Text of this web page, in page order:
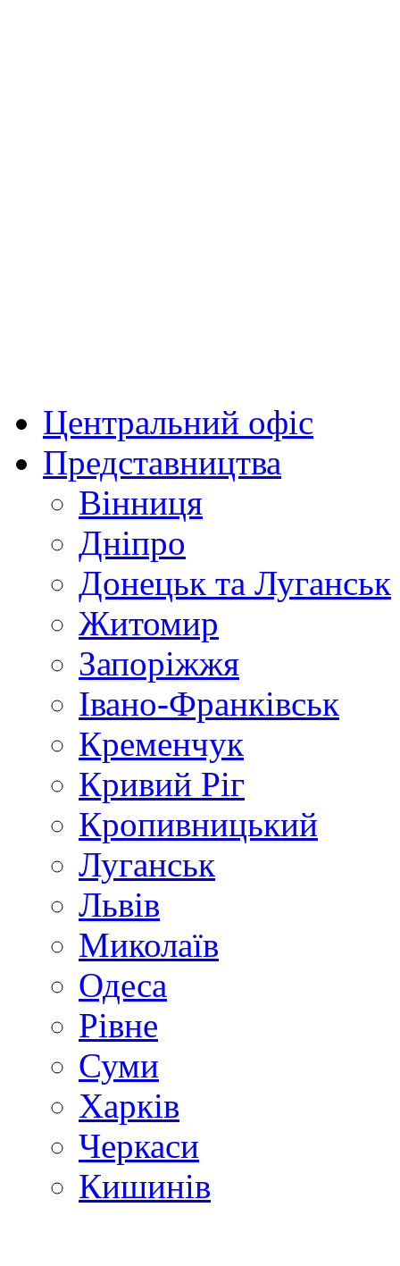
Центральний офіс
Представництва
Вінниця
Дніпро
Донецьк та Луганськ
Житомир
Запоріжжя
Івано-Франківськ
Кременчук
Кривий Ріг
Кропивницький
Луганськ
Львів
Миколаїв
Одеса
Рівне
Суми
Харків
Черкаси
Кишинів